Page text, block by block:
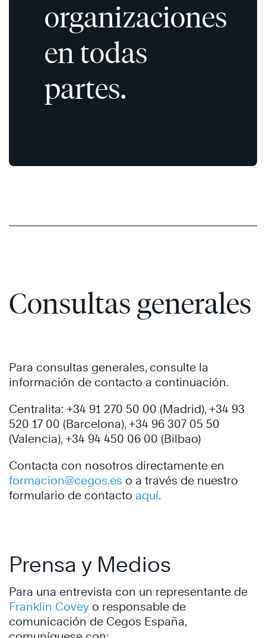
organizaciones
en todas
partes.
Consultas generales
Para consultas generales, consulte la
información de contacto a continuación.
Centralita: +34 91 270 50 00 (Madrid), +34 93
520 17 00 (Barcelona), +34 96 307 05 50
(Valencia), +34 94 450 06 00 (Bilbao)
Contacta con nosotros directamente en
formacion@cegos.es o a través de nuestro
formulario de contacto aquí.
Prensa y Medios
Para una entrevista con un representante de
Franklin Covey o responsable de
comunicación de Cegos España,